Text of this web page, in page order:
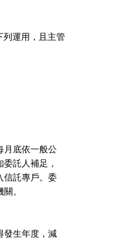
列運用，且主管
月底依一般公
委託人補足，
信託專戶。委
。
發生年度，減